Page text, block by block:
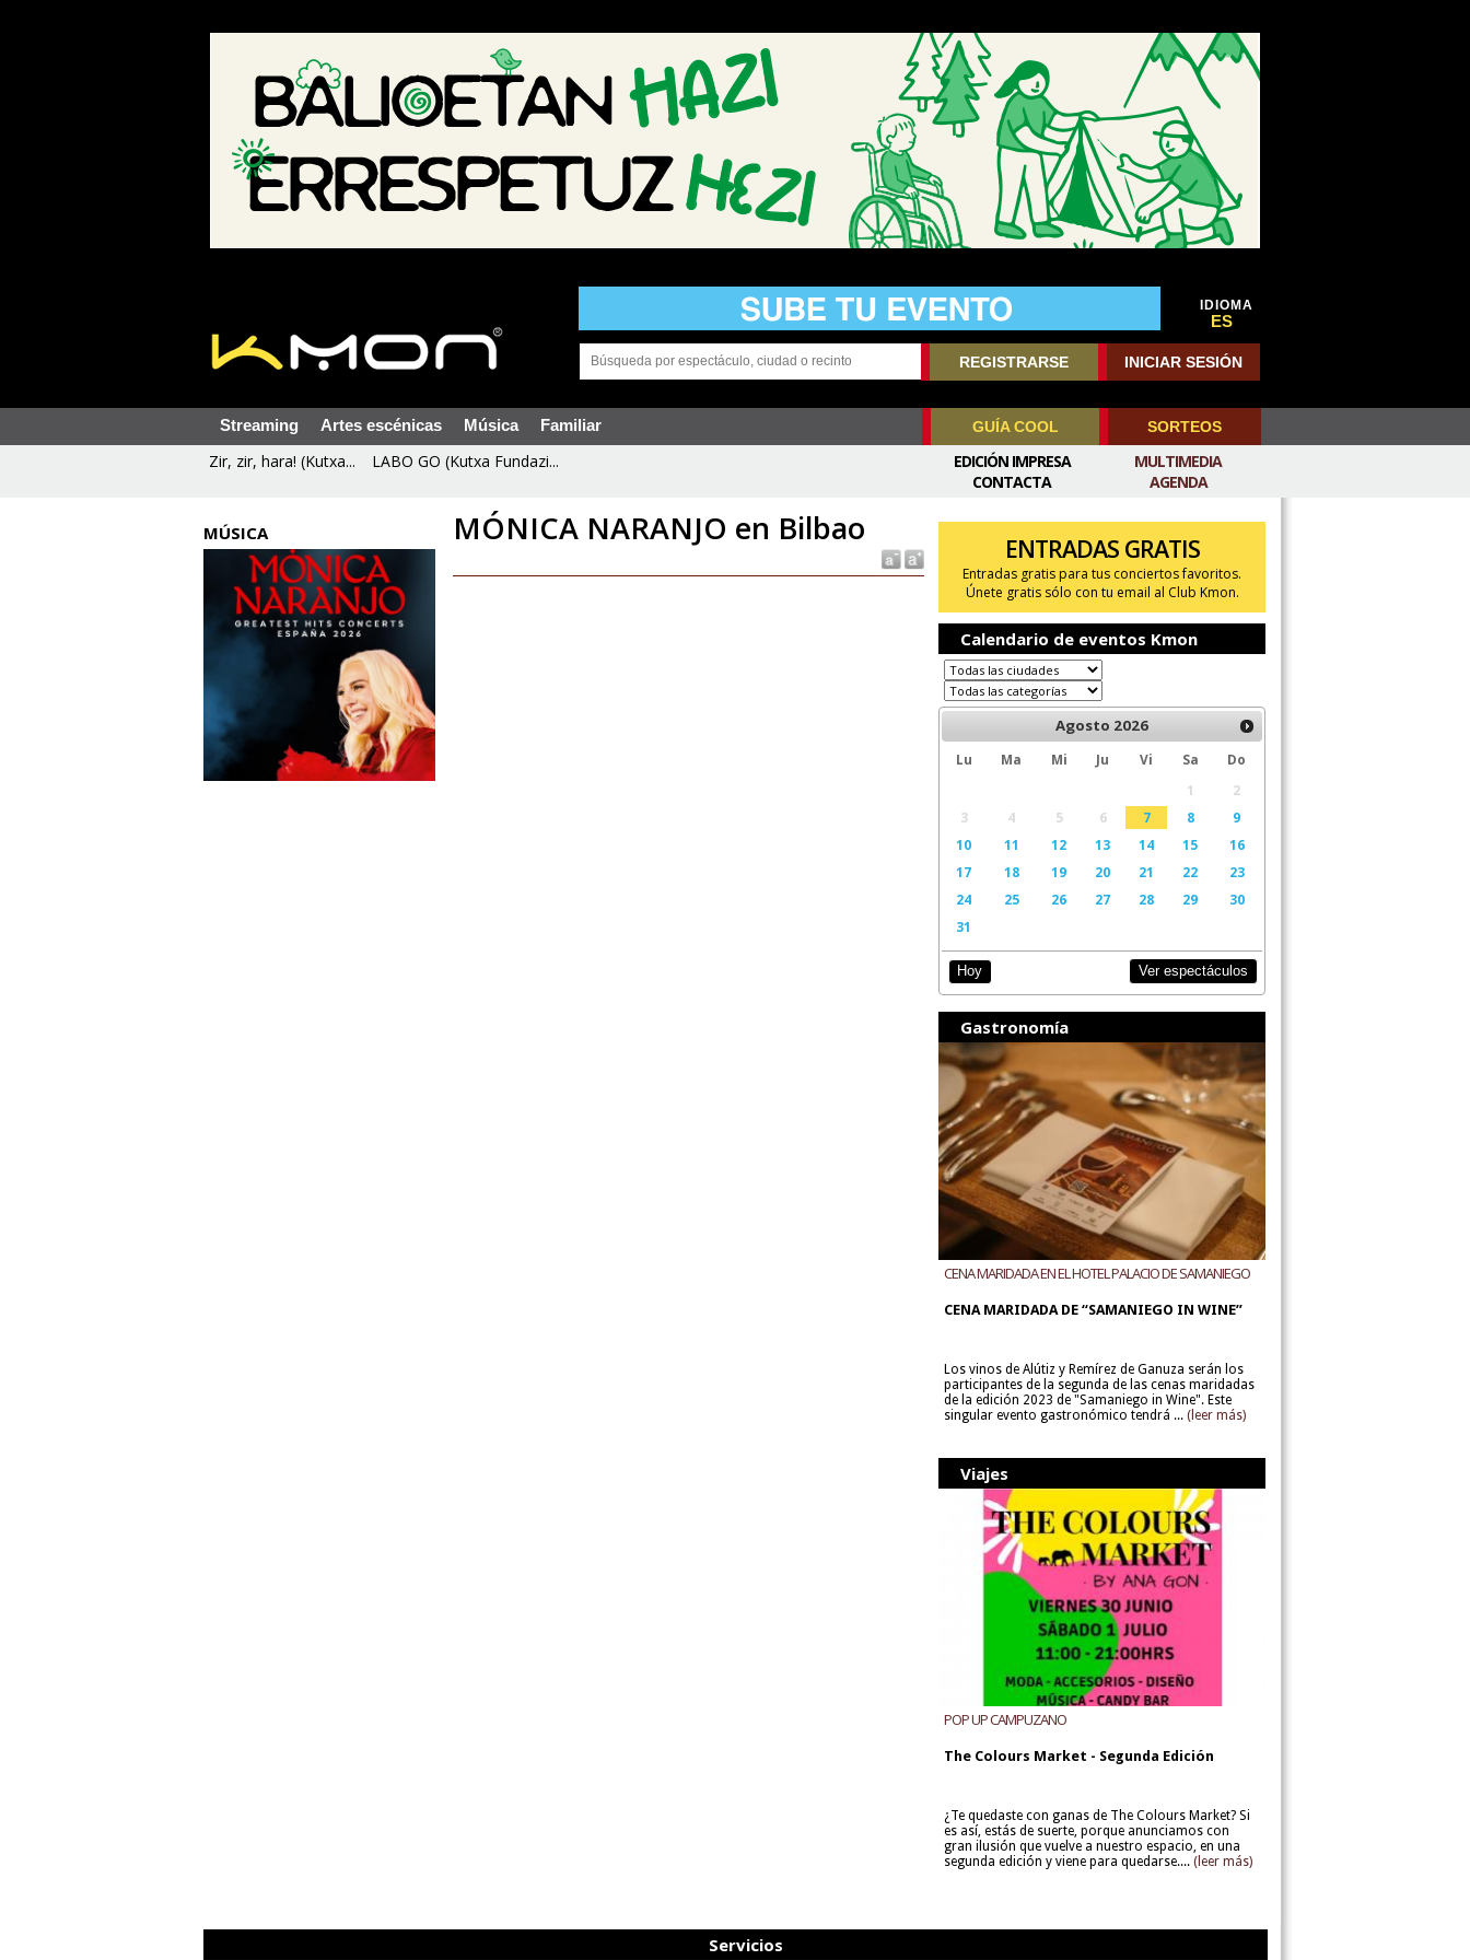
IDIOMA
ES
REGISTRARSE INICIAR SESIÓN
Streaming Artes escénicas Música Familiar GUÍA COOL SORTEOS
Zir, zir, hara! (Kutxa... LABO GO (Kutxa Fundazi...
MULTIMEDIA
AGENDA
EDICIÓN IMPRESA
CONTACTA
MÚSICA MÓNICA NARANJO en Bilbao
ENTRADAS GRATIS
Entradas gratis para tus conciertos favoritos.
Únete gratis sólo con tu email al Club Kmon.
Calendario de eventos Kmon
Agosto 2026
Lu Ma Mi Ju Vi Sa
Do
1
2
3
4 5 6 7 8
9
10
11 12 13 14 15
16
17
18 19 20 21 22
23
24
25 26 27 28 29
30
31
Hoy Ver espectáculos
Gastronomía
CENA MARIDADA EN EL HOTEL PALACIO DE SAMANIEGO
CENA MARIDADA DE “SAMANIEGO IN WINE”
Los vinos de Alútiz y Remírez de Ganuza serán los
participantes de la segunda de las cenas maridadas
de la edición 2023 de "Samaniego in Wine". Este
singular evento gastronómico tendrá ... (leer más)
Viajes
POP UP CAMPUZANO
The Colours Market - Segunda Edición
¿Te quedaste con ganas de The Colours Market? Si
es así, estás de suerte, porque anunciamos con
gran ilusión que vuelve a nuestro espacio, en una
segunda edición y viene para quedarse.... (leer más)
Servicios